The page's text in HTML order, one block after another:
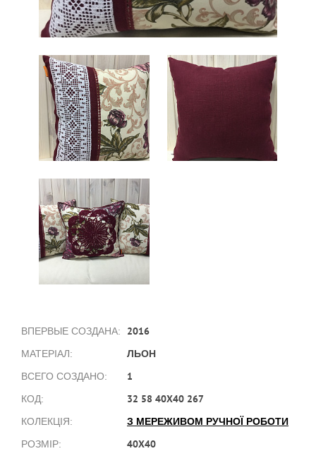
ВПЕРВЫЕ СОЗДАНА: 2016
МАТЕРІАЛ: ЛЬОН
ВСЕГО СОЗДАНО: 1
КОД: 32 58 40X40 267
КОЛЕКЦІЯ: З МЕРЕЖИВОМ РУЧНОЇ РОБОТИ
РОЗМІР: 40X40